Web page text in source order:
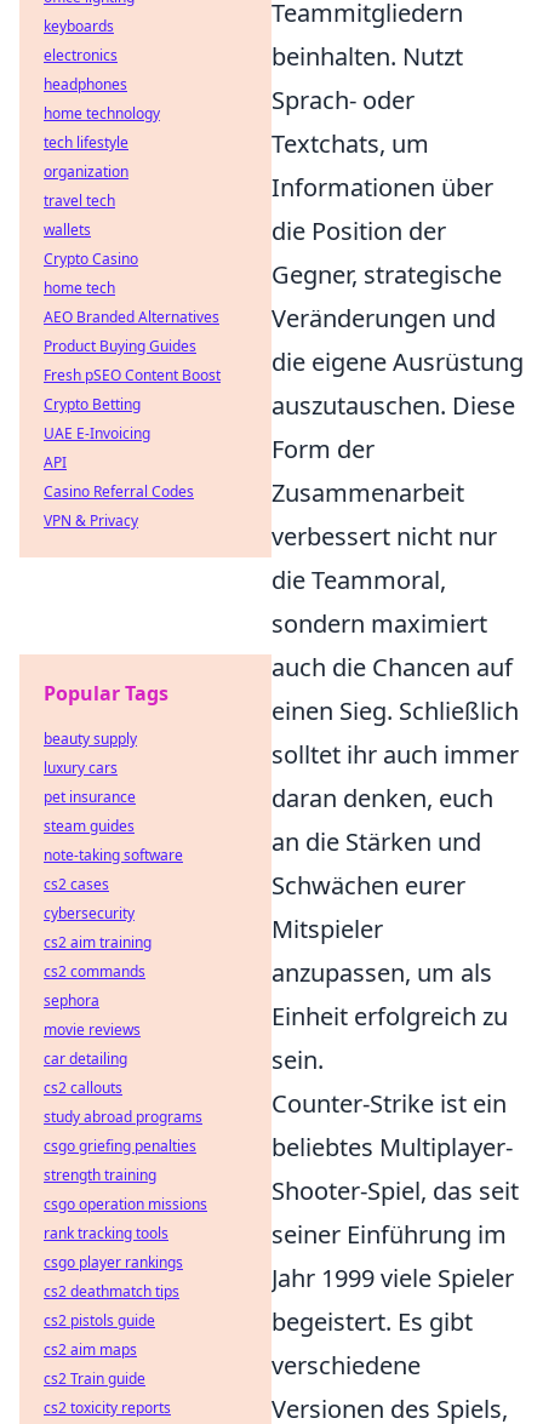
Teammitgliedern
beinhalten. Nutzt
Sprach- oder
Textchats, um
Informationen über
die Position der
Gegner, strategische
Veränderungen und
die eigene Ausrüstung
auszutauschen. Diese
Form der
Zusammenarbeit
verbessert nicht nur
die Teammoral,
sondern maximiert
auch die Chancen auf
einen Sieg. Schließlich
solltet ihr auch immer
daran denken, euch
an die Stärken und
Schwächen eurer
Mitspieler
anzupassen, um als
Einheit erfolgreich zu
sein.
Counter-Strike ist ein
beliebtes Multiplayer-
Shooter-Spiel, das seit
seiner Einführung im
Jahr 1999 viele Spieler
begeistert. Es gibt
verschiedene
Versionen des Spiels,
keyboards
electronics
headphones
home technology
tech lifestyle
organization
travel tech
wallets
Crypto Casino
home tech
AEO Branded Alternatives
Product Buying Guides
Fresh pSEO Content Boost
Crypto Betting
UAE E-Invoicing
API
Casino Referral Codes
VPN & Privacy
Popular Tags
beauty supply
luxury cars
pet insurance
steam guides
note-taking software
cs2 cases
cybersecurity
cs2 aim training
cs2 commands
sephora
movie reviews
car detailing
cs2 callouts
study abroad programs
csgo griefing penalties
strength training
csgo operation missions
rank tracking tools
csgo player rankings
cs2 deathmatch tips
cs2 pistols guide
cs2 aim maps
cs2 Train guide
cs2 toxicity reports